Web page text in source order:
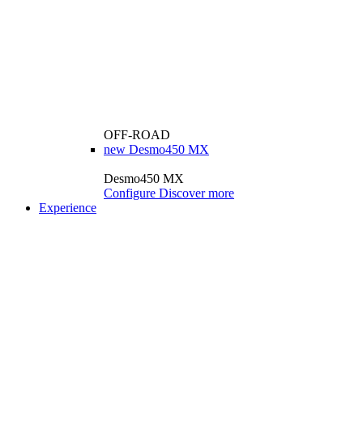
OFF-ROAD
new Desmo450 MX
Desmo450 MX
Configure Discover more
Experience